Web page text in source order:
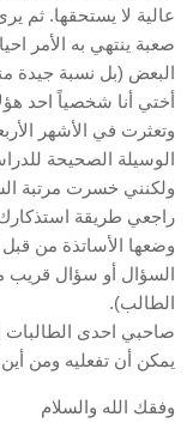
عالية لا يستحقها. ثم
صعبة ينتهي به الأمر
البعض (بل نسبة جيدة
أختي أنا شخصياً احد
وتعثرت في الأشهر
الوسيلة الصحيحة
ولكنني خسرت مرتبة
راجعي طريقة استذكارك
وضعها الأساتذة من
السؤال أو سؤال قريب
الطالب).
صاحبي احدى الطالبات
يمكن أن تفعليه ومن
وفقك الله والسلام